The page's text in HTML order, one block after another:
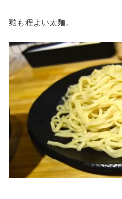
麺も程よい太麺。